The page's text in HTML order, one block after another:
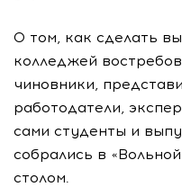
О том, как сделать
колледжей
чиновники,
работодатели,
сами студенты и
собрались в
столом.